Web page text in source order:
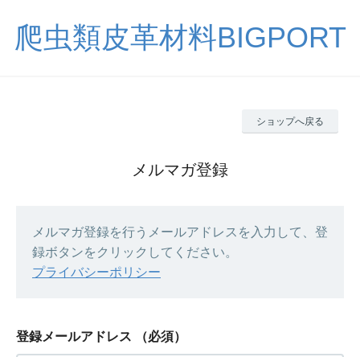
爬虫類皮革材料BIGPORT
ショップへ戻る
メルマガ登録
メルマガ登録を行うメールアドレスを入力して、登
録ボタンをクリックしてください。
プライバシーポリシー
登録メールアドレス （必須）